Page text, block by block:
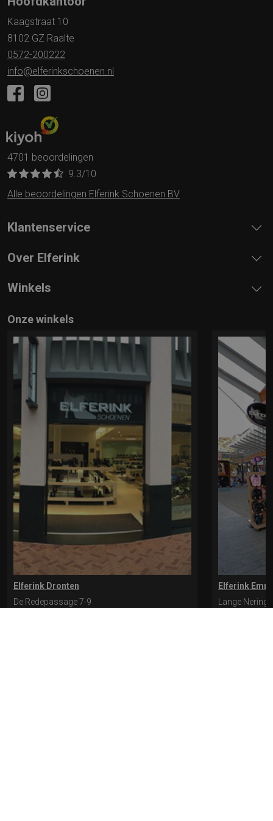
Kaagstraat 10
8102 GZ Raalte
0572-200222
info@elferinkschoenen.nl
4701 beoordelingen
9.3/10
Alle beoordelingen Elferink Schoenen BV
Klantenservice
Over Elferink
Winkels
Onze winkels
Elferink Dronten
De Redepassage 7-9
Elferink
Lange Nering